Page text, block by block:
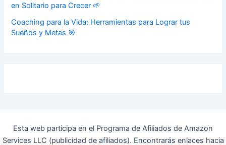
en Solitario para Crecer 🌱
Coaching para la Vida: Herramientas para Lograr tus
Sueños y Metas 🎯
Esta web participa en el Programa de Afiliados de Amazon
Services LLC (publicidad de afiliados). Encontrarás enlaces hacia